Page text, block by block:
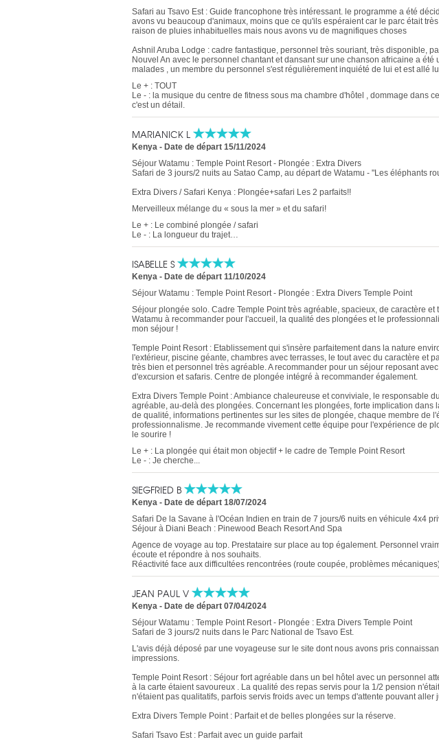
Safari au Tsavo Est : Guide francophone très intéressant. le programme a été
avons vu beaucoup d'animaux, moins que ce qu'ils espéraient car le parc était
raison de pluies inhabituelles mais nous avons vu de magnifiques choses
Ashnil Aruba Lodge : cadre fantastique, personnel très souriant, très disponible,
Nouvel An avec le personnel chantant et dansant sur une chanson africaine a été
malades , un membre du personnel s'est régulièrement inquiété de lui et est allé
Le + : TOUT
Le - : la musique du centre de fitness sous ma chambre d'hôtel , dommage dans
c'est un détail.
MARIANICK L
Kenya - Date de départ 15/11/2024
Séjour Watamu : Temple Point Resort - Plongée : Extra Divers
Safari de 3 jours/2 nuits au Satao Camp, au départ de Watamu - "Les éléphants
Extra Divers / Safari Kenya : Plongée+safari Les 2 parfaits!!
Merveilleux mélange du « sous la mer » et du safari!
Le + : Le combiné plongée / safari
Le - : La longueur du trajet…
ISABELLE S
Kenya - Date de départ 11/10/2024
Séjour Watamu : Temple Point Resort - Plongée : Extra Divers Temple Point
Séjour plongée solo. Cadre Temple Point très agréable, spacieux, de caractère et
Watamu à recommander pour l'accueil, la qualité des plongées et le
mon séjour !
Temple Point Resort : Etablissement qui s'insère parfaitement dans la nature
l'extérieur, piscine géante, chambres avec terrasses, le tout avec du caractère et
très bien et personnel très agréable. A recommander pour un séjour reposant
d'excursion et safaris. Centre de plongée intégré à recommander également.
Extra Divers Temple Point : Ambiance chaleureuse et conviviale, le responsable
agréable, au-delà des plongées. Concernant les plongées, forte implication dans
de qualité, informations pertinentes sur les sites de plongée, chaque membre de
professionnalisme. Je recommande vivement cette équipe pour l'expérience de
le sourire !
Le + : La plongée qui était mon objectif + le cadre de Temple Point Resort
Le - : Je cherche...
SIEGFRIED B
Kenya - Date de départ 18/07/2024
Safari De la Savane à l'Océan Indien en train de 7 jours/6 nuits en véhicule 4x4
Séjour à Diani Beach : Pinewood Beach Resort And Spa
Agence de voyage au top. Prestataire sur place au top également. Personnel
écoute et répondre à nos souhaits.
Réactivité face aux difficultées rencontrées (route coupée, problèmes
JEAN PAUL V
Kenya - Date de départ 07/04/2024
Séjour Watamu : Temple Point Resort - Plongée : Extra Divers Temple Point
Safari de 3 jours/2 nuits dans le Parc National de Tsavo Est.
L'avis déjà déposé par une voyageuse sur le site dont nous avons pris
impressions.
Temple Point Resort : Séjour fort agréable dans un bel hôtel avec un personnel
à la carte étaient savoureux . La qualité des repas servis pour la 1/2 pension
n'étaient pas qualitatifs, parfois servis froids avec un temps d'attente pouvant aller
Extra Divers Temple Point : Parfait et de belles plongées sur la réserve.
Safari Tsavo Est : Parfait avec un guide parfait